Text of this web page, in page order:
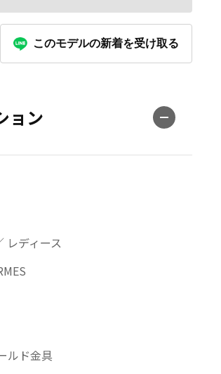
このモデルの新着を受け取る
ョン
レディース
ルド金具